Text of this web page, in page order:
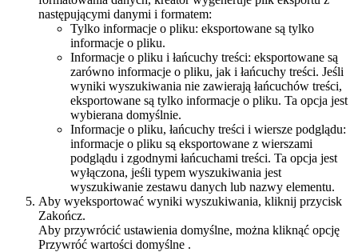
następującymi danymi i formatem:
Tylko informacje o pliku: eksportowane są tylko
informacje o pliku.
Informacje o pliku i łańcuchy treści: eksportowane są
zarówno informacje o pliku, jak i łańcuchy treści. Jeśli
wyniki wyszukiwania nie zawierają łańcuchów treści,
eksportowane są tylko informacje o pliku. Ta opcja jest
wybierana domyślnie.
Informacje o pliku, łańcuchy treści i wiersze podglądu:
informacje o pliku są eksportowane z wierszami
podglądu i zgodnymi łańcuchami treści. Ta opcja jest
wyłączona, jeśli typem wyszukiwania jest
wyszukiwanie zestawu danych lub nazwy elementu.
Aby wyeksportować wyniki wyszukiwania, kliknij przycisk
Zakończ.
Aby przywrócić ustawienia domyślne, można kliknąć opcję
Przywróć wartości domyślne .